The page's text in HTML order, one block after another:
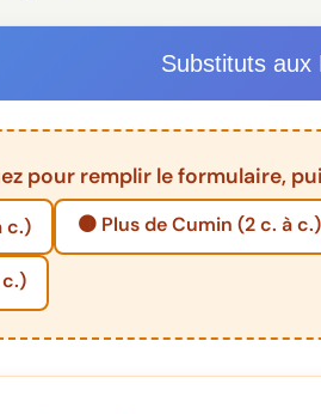
Substituts aux
pour remplir le formulaire,
c.) 🟤 Plus de Cumin (2 c. à c.)